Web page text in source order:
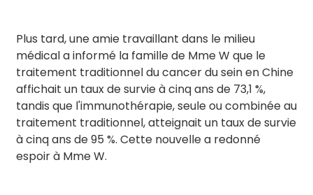
Plus tard, une amie travaillant dans le milieu
médical a informé la famille de Mme W que le
traitement traditionnel du cancer du sein en Chine
affichait un taux de survie à cinq ans de 73,1 %,
tandis que l'immunothérapie, seule ou combinée au
traitement traditionnel, atteignait un taux de survie
à cinq ans de 95 %. Cette nouvelle a redonné
espoir à Mme W.